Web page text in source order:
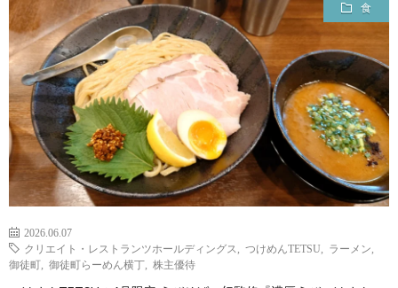
食
2026.06.07
クリエイト・レストランツホールディングス
つけめんTETSU ラーメン
御徒町
御徒町らーめん横丁 株主優待